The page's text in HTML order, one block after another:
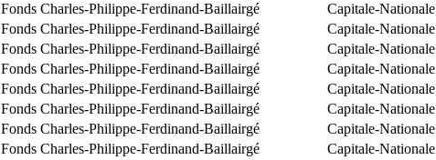
Fonds Charles-Philippe-Ferdinand-Baillairgé Capitale-Nationale
Fonds Charles-Philippe-Ferdinand-Baillairgé Capitale-Nationale
Fonds Charles-Philippe-Ferdinand-Baillairgé Capitale-Nationale
Fonds Charles-Philippe-Ferdinand-Baillairgé Capitale-Nationale
Fonds Charles-Philippe-Ferdinand-Baillairgé Capitale-Nationale
Fonds Charles-Philippe-Ferdinand-Baillairgé Capitale-Nationale
Fonds Charles-Philippe-Ferdinand-Baillairgé Capitale-Nationale
Fonds Charles-Philippe-Ferdinand-Baillairgé Capitale-Nationale